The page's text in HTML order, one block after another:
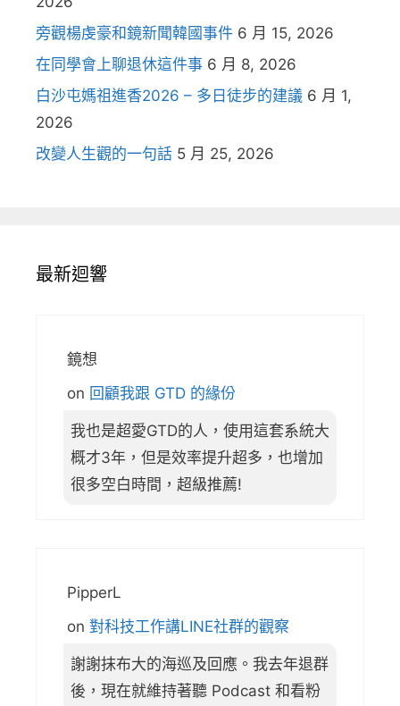
旁觀楊虔豪和鏡新聞韓國事件 6 月 15, 2026
在同學會上聊退休這件事 6 月 8, 2026
白沙屯媽祖進香2026 – 多日徒步的建議 6 月 1,
2026
改變人生觀的一句話 5 月 25, 2026
最新迴響
鏡想
on 回顧我跟 GTD 的緣份
我也是超愛GTD的人，使用這套系統大
概才3年，但是效率提升超多，也增加
很多空白時間，超級推薦!
PipperL
on 對科技工作講LINE社群的觀察
謝謝抹布大的海巡及回應。我去年退群
後，現在就維持著聽 Podcast 和看粉